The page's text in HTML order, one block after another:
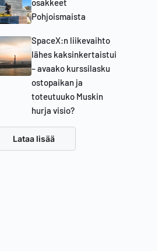
osakkeet
Pohjoismaista
SpaceX:n liikevaihto
lähes kaksinkertaistui
– avaako kurssilasku
ostopaikan ja
toteutuuko Muskin
hurja visio?
Lataa lisää